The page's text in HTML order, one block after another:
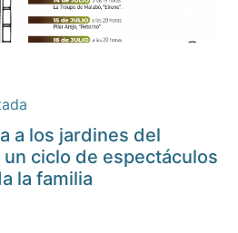
a los jardines del
ciclo de espectáculos
la familia